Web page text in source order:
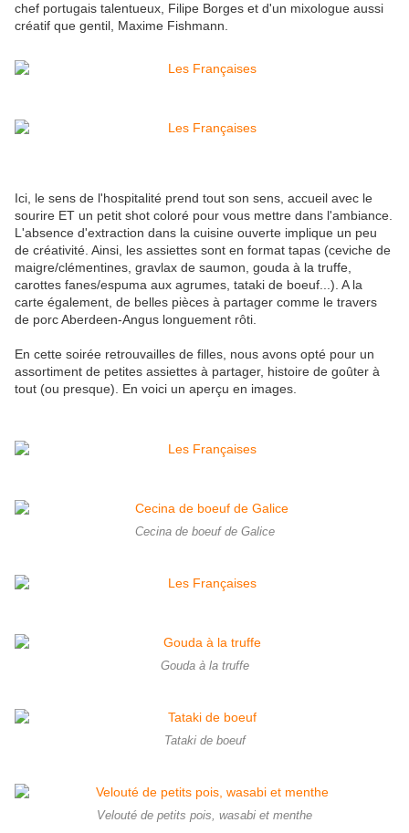
chef portugais talentueux, Filipe Borges et d'un mixologue aussi
créatif que gentil, Maxime Fishmann.
Ici, le sens de l'hospitalité prend tout son sens, accueil avec le
sourire ET un petit shot coloré pour vous mettre dans l'ambiance.
L'absence d'extraction dans la cuisine ouverte implique un peu
de créativité. Ainsi, les assiettes sont en format tapas (ceviche de
maigre/clémentines, gravlax de saumon, gouda à la truffe,
carottes fanes/espuma aux agrumes, tataki de boeuf...). A la
carte également, de belles pièces à partager comme le travers
de porc Aberdeen-Angus longuement rôti.
En cette soirée retrouvailles de filles, nous avons opté pour un
assortiment de petites assiettes à partager, histoire de goûter à
tout (ou presque). En voici un aperçu en images.
Cecina de boeuf de Galice
Gouda à la truffe
Tataki de boeuf
Velouté de petits pois, wasabi et menthe